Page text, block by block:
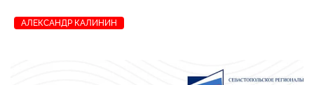
АЛЕКСАНДР КАЛИНИН